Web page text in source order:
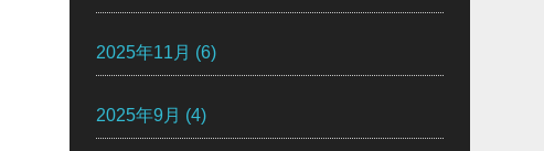
2025年11月 (6)
2025年9月 (4)